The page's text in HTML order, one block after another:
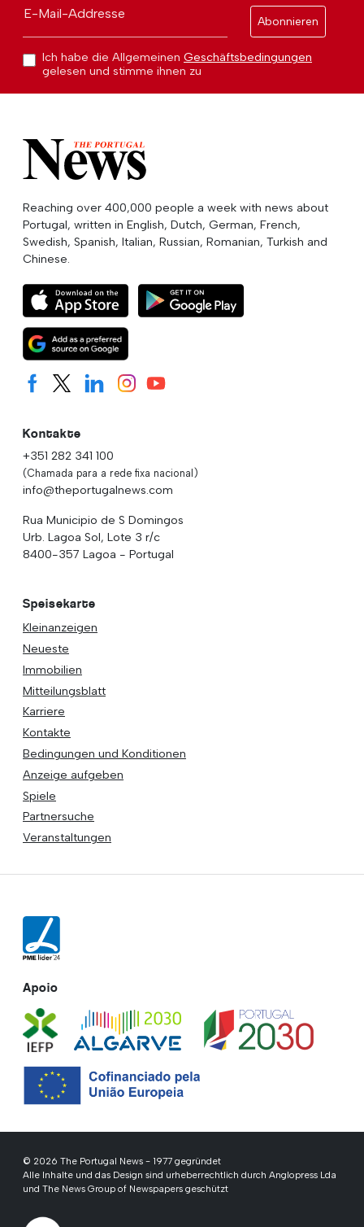
E-Mail-Addresse
Abonnieren
Ich habe die Allgemeinen Geschäftsbedingungen
gelesen und stimme ihnen zu
Reaching over 400,000 people a week with news about
Portugal, written in English, Dutch, German, French,
Swedish, Spanish, Italian, Russian, Romanian, Turkish and
Chinese.
Kontakte
+351 282 341 100
(Chamada para a rede fixa nacional)
info@theportugalnews.com
Rua Municipio de S Domingos
Urb. Lagoa Sol, Lote 3 r/c
8400-357 Lagoa - Portugal
Speisekarte
Kleinanzeigen
Neueste
Immobilien
Mitteilungsblatt
Karriere
Kontakte
Bedingungen und Konditionen
Anzeige aufgeben
Spiele
Partnersuche
Veranstaltungen
Apoio
© 2026 The Portugal News - 1977 gegründet
Alle Inhalte und das Design sind urheberrechtlich durch Anglopress Lda
und The News Group of Newspapers geschützt